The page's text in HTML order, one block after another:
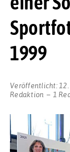
1999
Veröffentlicht:
Redaktion
1